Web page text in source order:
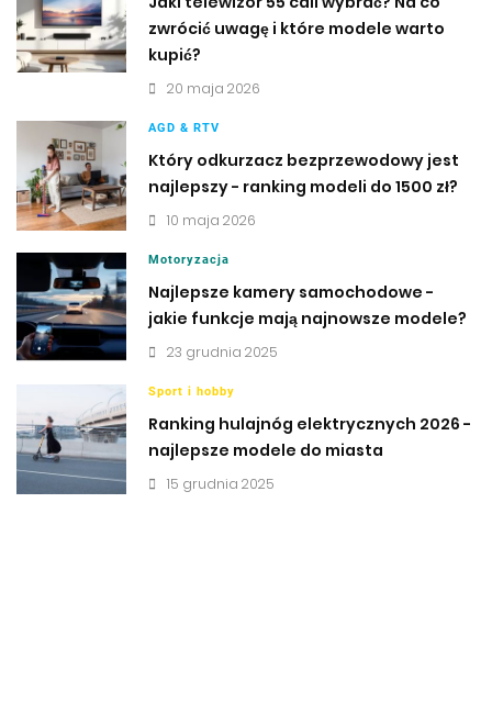
zwrócić uwagę i które modele warto
kupić?
20 maja 2026
AGD & RTV
Który odkurzacz bezprzewodowy jest
najlepszy - ranking modeli do 1500 zł?
10 maja 2026
Motoryzacja
Najlepsze kamery samochodowe -
jakie funkcje mają najnowsze modele?
23 grudnia 2025
Sport i hobby
Ranking hulajnóg elektrycznych 2026 -
najlepsze modele do miasta
15 grudnia 2025